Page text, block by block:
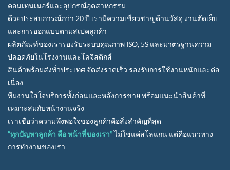
คอนเทนเนอร์และอุปกรณ์อุตสาหกรรม
ด้วยประสบการณ์กว่า 20 ปี เรามีความเชี่ยวชาญด้านวัสดุ งานตัดเย็บ
และการออกแบบตามสเปคลูกค้า
ผลิตภัณฑ์ของเรารองรับระบบคุณภาพ ISO, 5S และมาตรฐานความ
ปลอดภัยในโรงงานและโลจิสติกส์
สินค้าพร้อมส่งทั่วประเทศ จัดส่งรวดเร็ว รองรับการใช้งานหนักและต่อ
เนื่อง
ทีมงานใส่ใจบริการทั้งก่อนและหลังการขาย พร้อมแนะนำสินค้าที่
เหมาะสมกับหน้างานจริง
เราเชื่อว่าความพึงพอใจของลูกค้าคือสิ่งสำคัญที่สุด
“ทุกปัญหาลูกค้า คือ หน้าที่ของเรา”ไม่ใช่แค่สโลแกน แต่คือแนวทาง
การทำงานของเรา